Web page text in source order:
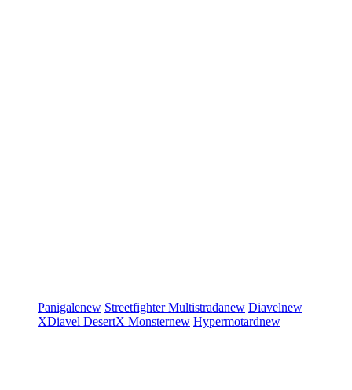
Panigalenew StreetfighterMultistradanew Diavelnew
XDiavel DesertX Monsternew Hypermotardnew